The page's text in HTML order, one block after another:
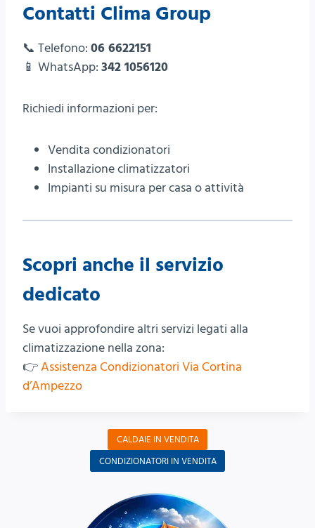
Contatti Clima Group
📞 Telefono: 06 6622151
📱 WhatsApp: 342 1056120
Richiedi informazioni per:
Vendita condizionatori
Installazione climatizzatori
Impianti su misura per casa o attività
Scopri anche il servizio
dedicato
Se vuoi approfondire altri servizi legati alla
climatizzazione nella zona:
👉Assistenza Condizionatori Via Cortina
d’Ampezzo
CALDAIE IN VENDITA
CONDIZIONATORI IN VENDITA